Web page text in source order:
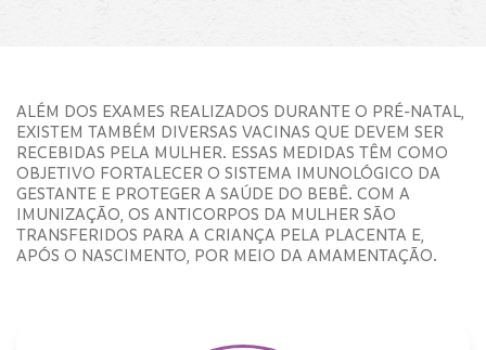
ALÉM DOS EXAMES REALIZADOS DURANTE O PRÉ-NATAL,
EXISTEM TAMBÉM DIVERSAS VACINAS QUE DEVEM SER
RECEBIDAS PELA MULHER. ESSAS MEDIDAS TÊM COMO
OBJETIVO FORTALECER O SISTEMA IMUNOLÓGICO DA
GESTANTE E PROTEGER A SAÚDE DO BEBÊ. COM A
IMUNIZAÇÃO, OS ANTICORPOS DA MULHER SÃO
TRANSFERIDOS PARA A CRIANÇA PELA PLACENTA E,
APÓS O NASCIMENTO, POR MEIO DA AMAMENTAÇÃO.